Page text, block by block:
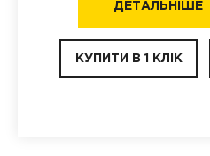
ДЕТАЛЬНІШЕ
КУПИТИ В 1 КЛІК